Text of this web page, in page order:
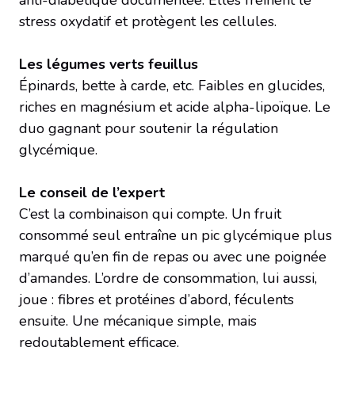
stress oxydatif et protègent les cellules.
Les légumes verts feuillus
Épinards, bette à carde, etc. Faibles en glucides,
riches en magnésium et acide alpha-lipoïque. Le
duo gagnant pour soutenir la régulation
glycémique.
Le conseil de l’expert
C’est la combinaison qui compte. Un fruit
consommé seul entraîne un pic glycémique plus
marqué qu’en fin de repas ou avec une poignée
d’amandes. L’ordre de consommation, lui aussi,
joue : fibres et protéines d’abord, féculents
ensuite. Une mécanique simple, mais
redoutablement efficace.